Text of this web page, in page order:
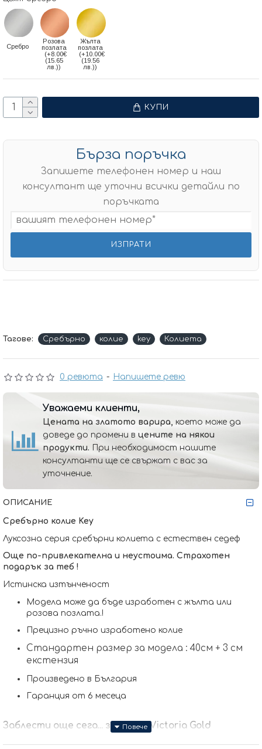
0 ревюта - Напишете ревю
Сребро
Розова
позлата
(+8.00€
(15.65
лв.))
Жълта
позлата
(+10.00€
(19.56
лв.))
КУПИ
Бърза поръчка
Запишете телефонен номер и наш
консултант ще уточни всички детайли по
поръчката
Тагове: Сребърно колие key Колиета
Уважаеми клиенти,
Цената на златото варира, което може да
доведе до промени в цените на някои
продукти. При необходимост нашите
консултанти ще се свържат с вас за
уточнение.
ОПИСАНИЕ
Сребърно колие Key
Луксозна серия сребърни колиета с естествен седеф
Още по-привлекателна и неустоима. Страхотен
подарък за теб !
Истинска изтънченост
Модела може да бъде изработен с жълта или
розова позлата.!
Прецизно ръчно изработено колие
Стандартен размер за модела : 40см + 3 см
екстензия
Произведено в България
Гаранция от 6 месеца
Заблести още сега... заедно с Victoria Gold